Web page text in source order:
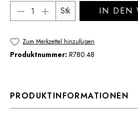
Produkt Anzahl: Gib
Stk IN DEN
Zum Merkzettel hinzufügen
Produktnummer: R780.48
PRODUKTINFORMATIONEN